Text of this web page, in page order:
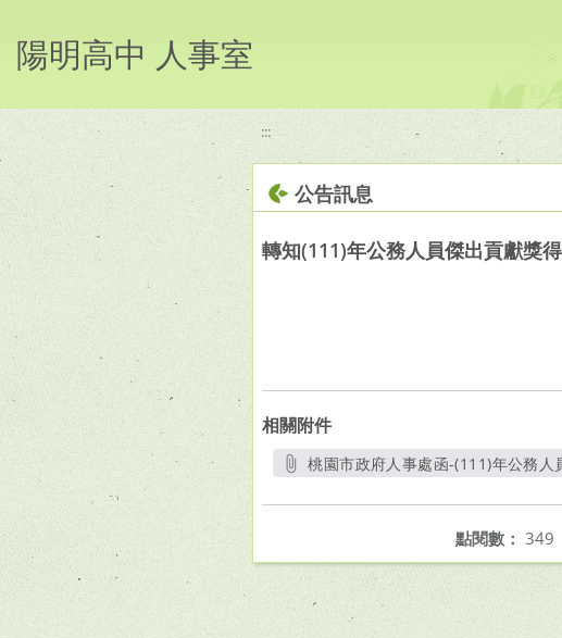
陽明高中 人事室
:::
公告訊息
轉知(111)年公務人員傑出貢獻獎
相關附件
桃園市政府人事處函-(111)年公務
點閱數： 349